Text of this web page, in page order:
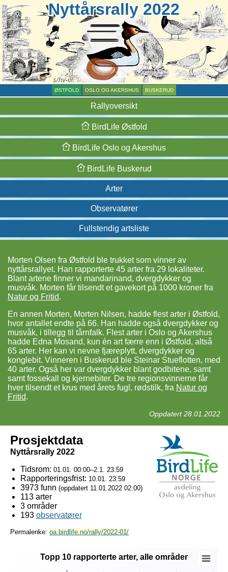
Nyttårsrally 2022
ØSTFOLD OSLO OG AKERSHUS BUSKERUD
Rallyoversikt
BirdLifeØstfold
BirdLife Oslo og Akershus
BirdLifeBuskerud
Arter
Observatører
Fullstendig artsliste
Morten Olsen fra Østfold ble trukket som vinner av
nyttårsrallyet. Han rapporterte 45 arter fra 29 lokaliteter.
Blant artene finner vi mandarinand, dvergdykker og
musvåk. Morten får tilsendt et gavekort på 1000 kroner fra
Natur og Fritid.
En annen Morten, Morten Nilsen, hadde flest arter i Østfold,
hvor antallet endte på 66. Han hadde også dvergdykker og
musvåk, i tillegg til tårnfalk. Flest arter i Oslo og Akershus
hadde Edna Mosand, kun én art færre enn i Østfold, altså
65 arter. Her kan vi nevne fjæreplytt, dvergdykker og
konglebit. Vinneren i Buskerud ble Steinar Stueflotten, med
40 arter. Også her var dvergdykker blant godbitene, samt
samt fossekall og kjernebiter. De tre regionsvinnerne får
hver tilsendt et krus med årets fugl, rødstilk, fra Natur og
Fritid.
Oppdatert 28.01.2022
Prosjektdata
Nyttårsrally 2022
Tidsrom: 01.01. 00:00–2.1. 23:59
Rapporteringsfrist: 10.01. 23:59
3973 funn (oppdatert 11.01.2022 02:00)
113 arter
3 områder
193 observatører
Permalenke: oa.birdlife.no/rally/2022-01/
Topp 10 rapporterte arter, alle områder
Topp 10 rapporterte arter, alle områder